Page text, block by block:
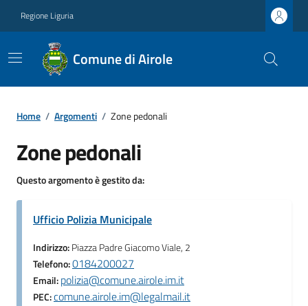
Regione Liguria
Comune di Airole
Home / Argomenti / Zone pedonali
Zone pedonali
Questo argomento è gestito da:
Ufficio Polizia Municipale
Indirizzo:Piazza Padre Giacomo Viale, 2
Telefono:0184200027
Email:polizia@comune.airole.im.it
PEC:comune.airole.im@legalmail.it